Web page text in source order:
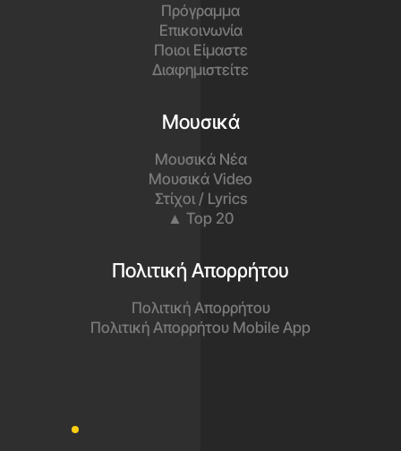
Πρόγραμμα
Επικοινωνία
Ποιοι Είμαστε
Διαφημιστείτε
Μουσικά
Μουσικά Νέα
Μουσικά Video
Στίχοι / Lyrics
▲ Top 20
Πολιτική Απορρήτου
Πολιτική Απορρήτου
Πολιτική Απορρήτου Mobile App